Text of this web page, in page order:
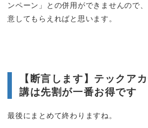
ンペーン」との併用ができませんので
意してもらえればと思います。
【断言します】テックア
講は先割が一番お得です
最後にまとめて終わりますね。